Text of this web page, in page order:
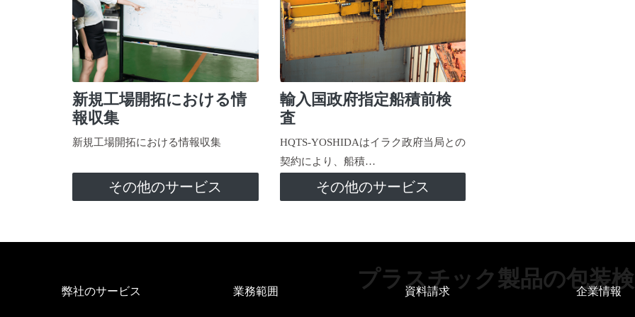
新規工場開拓における情
報収集
新規工場開拓における情報収集
その他のサービス
輸入国政府指定船積前検
査
HQTS-YOSHIDAはイラク政府当局との
契約により、船積…
その他のサービス
プラスチック製品の包装
弊社のサービス 業務範囲 資料請求 企業情報